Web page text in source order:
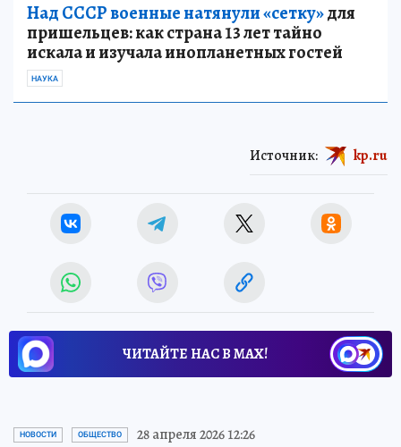
Над СССР военные натянули «сетку»для
пришельцев: как страна 13 лет тайно
искала и изучала инопланетных гостей
НАУКА
Источник: kp.ru
ЧИТАЙТЕ НАС В МАХ!
НОВОСТИ ОБЩЕСТВО 28 апреля 2026 12:26